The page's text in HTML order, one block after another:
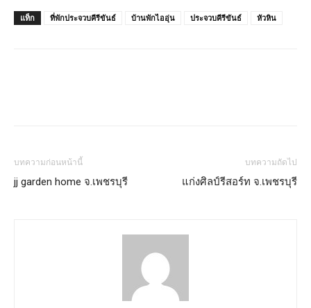
แท็ก ที่พักประจวบคีรีขันธ์ บ้านพักไออุ่น ประจวบคีรีขันธ์ หัวหิน
บทความก่อนหน้านี้
jj garden home จ.เพชรบุรี
บทความถัดไป
แก่งศิลป์รีสอร์ท จ.เพชรบุรี